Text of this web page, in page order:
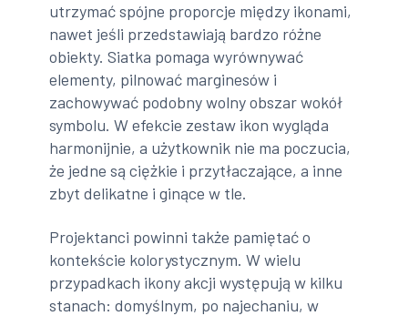
utrzymać spójne proporcje między ikonami,
nawet jeśli przedstawiają bardzo różne
obiekty. Siatka pomaga wyrównywać
elementy, pilnować marginesów i
zachowywać podobny wolny obszar wokół
symbolu. W efekcie zestaw ikon wygląda
harmonijnie, a użytkownik nie ma poczucia,
że jedne są ciężkie i przytłaczające, a inne
zbyt delikatne i ginące w tle.
Projektanci powinni także pamiętać o
kontekście kolorystycznym. W wielu
przypadkach ikony akcji występują w kilku
stanach: domyślnym, po najechaniu, w